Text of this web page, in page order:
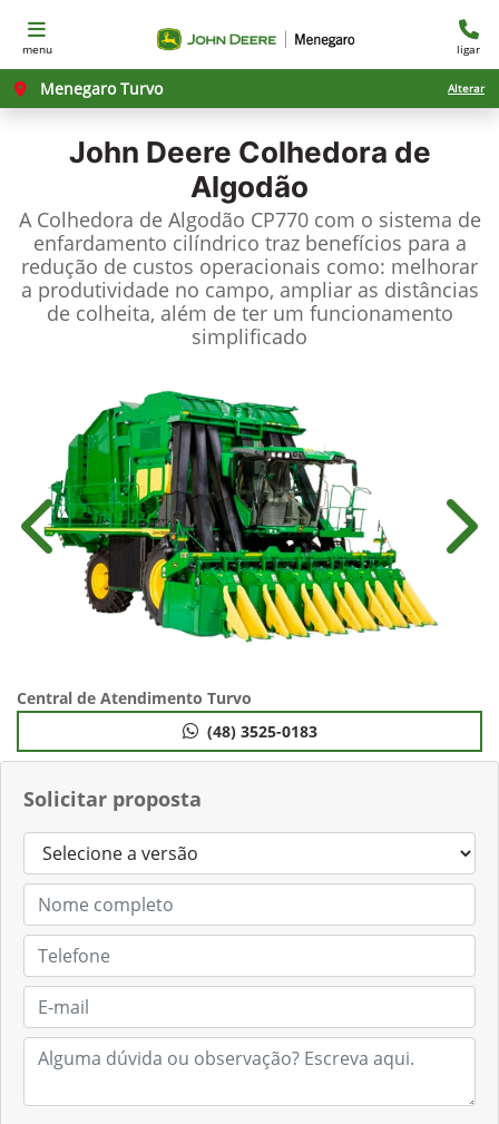
menu ligar
Menegaro Turvo Alterar
John Deere Colhedora de
Algodão
A Colhedora de Algodão CP770 com o sistema de
enfardamento cilíndrico traz benefícios para a
redução de custos operacionais como: melhorar
a produtividade no campo, ampliar as distâncias
de colheita, além de ter um funcionamento
simplificado
Solicitar proposta
Anterior
Central de Atendimento Turvo
(48) 3525-0183